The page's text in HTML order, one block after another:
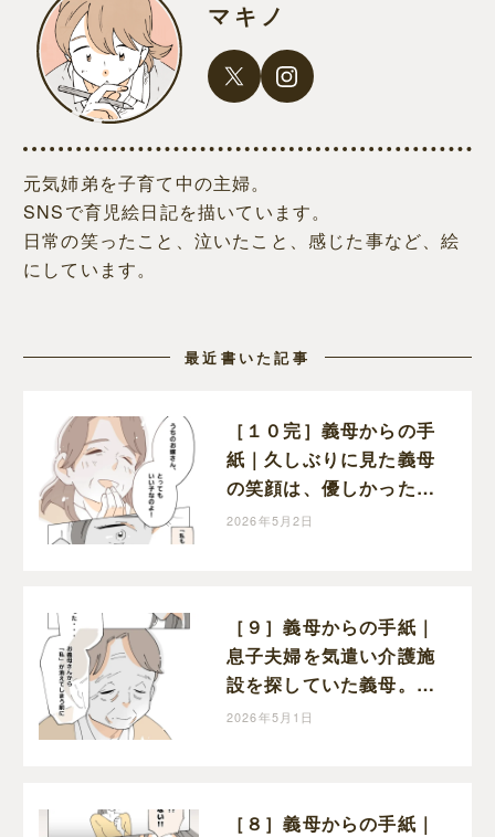
マキノ
元気姉弟を子育て中の主婦。
SNSで育児絵日記を描いています。
日常の笑ったこと、泣いたこと、感じた事など、絵
にしています。
最近書いた記事
［１０完］義母からの手
紙｜久しぶりに見た義母
の笑顔は、優しかった頃
と変わらぬ笑顔だった
2026年5月2日
［９］義母からの手紙｜
息子夫婦を気遣い介護施
設を探していた義母。も
っと早く感謝を伝えたか
2026年5月1日
［８］義母からの手紙｜